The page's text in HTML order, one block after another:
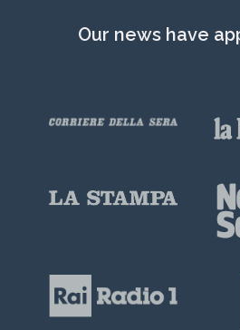
Our news have